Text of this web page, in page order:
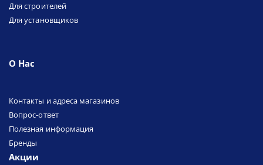
Для строителей
Для установщиков
О Нас
Контакты и адреса магазинов
Вопрос-ответ
Полезная информация
Бренды
Акции